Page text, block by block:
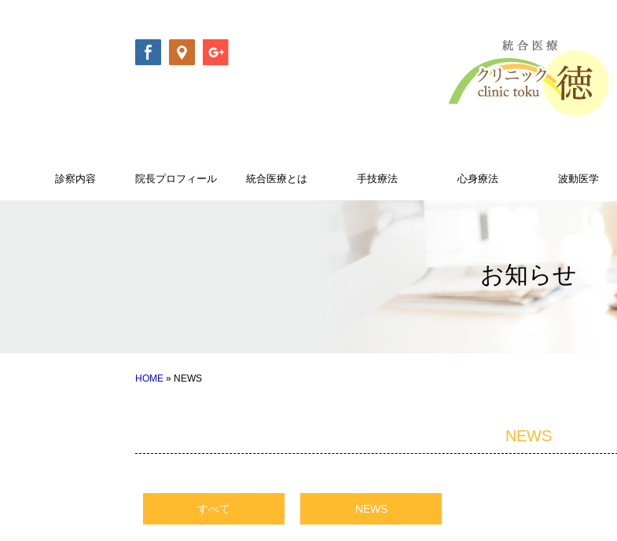
診察内容 院長プロフィール 統合医療とは 手技療法 心身療法 波動医学
お知らせ
HOME » NEWS
NEWS
すべて NEWS